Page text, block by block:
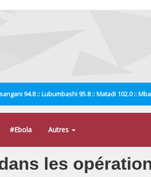
94.8 :: Lubumbashi 95.8 :: Matadi 102.0 ::
#Ebola Autres
les